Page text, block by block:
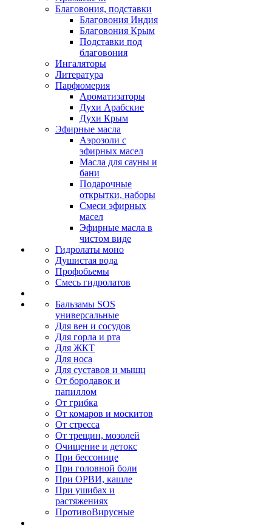
Благовония, подставки
Благовония Индия
Благовония Крым
Подставки под
благовония
Ингаляторы
Литература
Парфюмерия
Ароматизаторы
Духи Арабские
Духи Крым
Эфирные масла
Аэрозоли с
эфирных масел
Масла для сауны и
бани
Подарочные
открытки, наборы
Смеси эфирных
масел
Эфирные масла в
чистом виде
Гидролаты моно
Душистая вода
Профобьемы
Смесь гидролатов
Бальзамы SOS
универсальные
Для вен и сосудов
Для горла и рта
Для ЖКТ
Для носа
Для суставов и мышц
От бородавок и
папиллом
От грибка
От комаров и москитов
От стресса
От трещин, мозолей
Очищение и детокс
При бессонице
При головной боли
При ОРВИ, кашле
При ушибах и
растяжениях
ПротивоВирусные